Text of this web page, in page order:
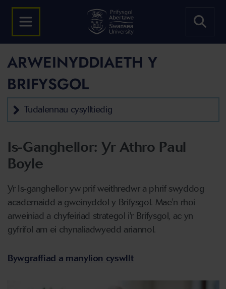
ARWEINYDDIAETH Y
BRIFYSGOL
Tudalennau cysylltiedig
Is-Ganghellor: Yr Athro Paul
Boyle
Yr Is-ganghellor yw prif weithredwr a phrif swyddog
academaidd a gweinyddol y Brifysgol. Mae'n rhoi
arweiniad a chyfeiriad strategol i'r Brifysgol, ac yn
gyfrifol am ei chynaliadwyedd ariannol.
Bywgraffiad a manylion cyswllt